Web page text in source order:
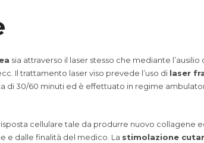
sia attraverso il laser stesso che mediante l’ausilio
ecc. Il trattamento laser viso prevede l’uso di laser
di 30/60 minuti ed è effettuato in regime
cellulare tale da produrre nuovo collagene
e dalle finalità del medico. La stimolazione